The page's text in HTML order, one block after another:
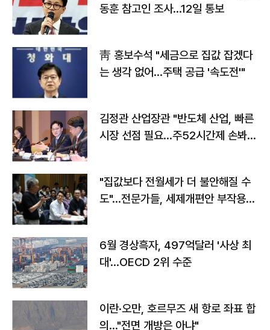
동훈 참고인 조사...12일 통보
靑 홍보수석 "세금으로 집값 잡겠다
는 생각 없어…주택 공급 '속도전'"
김정관 산업장관 "반도체 산업, 빠른
시장 선점 필요…주52시간제 손봐
"집값보다 전월세가 더 불안해질 수
도"…전문가들, 세제개편안 부작용
6월 경상흑자, 497억달러 '사상 최
대'…OECD 2위 수준
이란·오만, 호르무즈 새 항로 좌표 합
의…"전면 개방은 아냐"